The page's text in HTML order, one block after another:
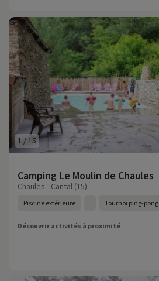
1 /15
Camping Le Moulin de Chaules
Chaules - Cantal (15)
Piscine extérieure Tournoi ping-pong
Découvrir activités à proximité